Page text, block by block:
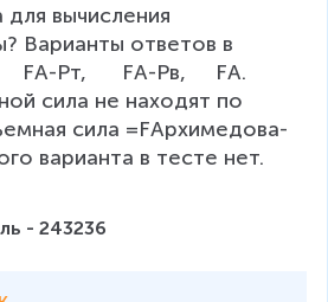
вычисления
Варианты ответов в
FА-Pт,      FА-Pв,     FА.
сила не находят по
сила =FАрхимедова-
варианта в тесте нет.
- 243236